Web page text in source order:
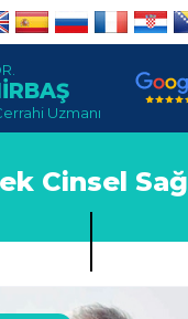
Uzmanı
Cinsel